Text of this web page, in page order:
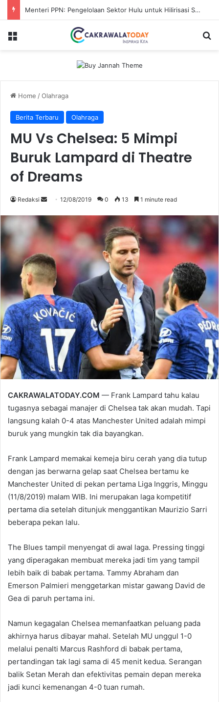
Menteri PPN: Pengelolaan Sektor Hulu untuk Hilirisasi Sawit
Menu
Home /Olahraga
Berita Terbaru Olahraga
MU Vs Chelsea: 5 Mimpi
Buruk Lampard di Theatre
of Dreams
Redaksi
Send
email
12/08/2019 0 13 1 minute read
CAKRAWALATODAY.COM — Frank Lampard tahu kalau
tugasnya sebagai manajer di Chelsea tak akan mudah. Tapi
langsung kalah 0-4 atas Manchester United adalah mimpi
buruk yang mungkin tak dia bayangkan.
Frank Lampard memakai kemeja biru cerah yang dia tutup
dengan jas berwarna gelap saat Chelsea bertamu ke
Manchester United di pekan pertama Liga Inggris, Minggu
(11/8/2019) malam WIB. Ini merupakan laga kompetitif
pertama dia setelah ditunjuk menggantikan Maurizio Sarri
beberapa pekan lalu.
The Blues tampil menyengat di awal laga. Pressing tinggi
yang diperagakan membuat mereka jadi tim yang tampil
lebih baik di babak pertama. Tammy Abraham dan
Emerson Palmieri menggetarkan mistar gawang David de
Gea di paruh pertama ini.
Namun kegagalan Chelsea memanfaatkan peluang pada
akhirnya harus dibayar mahal. Setelah MU unggul 1-0
melalui penalti Marcus Rashford di babak pertama,
pertandingan tak lagi sama di 45 menit kedua. Serangan
balik Setan Merah dan efektivitas pemain depan mereka
jadi kunci kemenangan 4-0 tuan rumah.